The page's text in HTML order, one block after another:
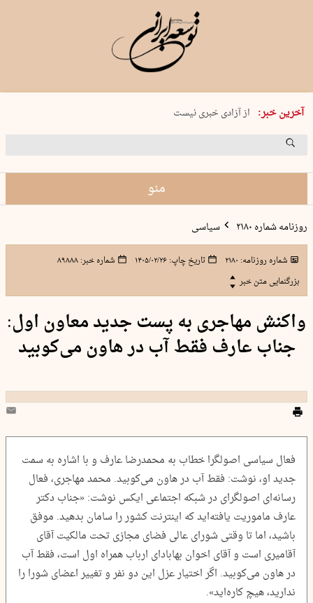
آخرین خبر:
یکشنبه 18 مرداد 1405 شماره 2245
از آزادی خبری نیست
۸۸۸ نفر سال گذشته بر اثر غرق‌شدگی جان …
منو
روزنامه شماره ۲۱۸۰ سیاسی
شماره روزنامه: ۲۱۸۰ تاریخ چاپ:۱۴۰۵/۰۲/۲۶ شماره خبر:۸۹۸۸۸
بزرگنمایی متن خبر
واکنش مهاجری به پست جدید معاون اول:
جناب عارف فقط آب در هاون می‌کوبید
فعال سیاسی اصولگرا خطاب به محمدرضا عارف و با اشاره به سمت
جدید او، نوشت: فقط آب در هاون می‌کوبید. محمد مهاجری، فعال
رسانه‌ای اصولگرای در شبکه اجتماعی ایکس نوشت: «جناب دکتر
عارف ماموریت یافته‌اید که اینترنت کشور را سامان بدهید. موفق
باشید، اما تا وقتی شورای عالی فضای مجازی تحت مالکیت آقای
آقامیری است و آقای اخوان بهابادای ارباب همراه اول است، فقط آب
در هاون می‌کوبید. اگر اختیار عزل این دو نفر و تغییر اعضای شورا را
ندارید، هیچ کاره‌اید».